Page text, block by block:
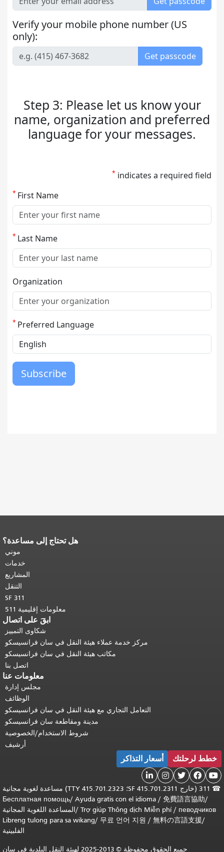
هل تحتاج إلى مساعدة؟
موني
خدمات
المشاريع
التنقل
SF 311
معلومات إقليمية 511
ابقَ على اتصال
شكاوى التمييز
مركز خدمة عملاء هيئة النقل في سان فرانسيسكو
مكاتب هيئة النقل في سان فرانسيسكو
اتصل بنا
معلومات عنا
مجلس إدارة
الوظائف
التعامل التجاري مع هيئة النقل في سان فرانسيسكو
مدينة ومقاطعة سان فرانسيسكو
شروط الاستخدام/الخصوصية
أرشيف
خطط لرحلتك أسعار التذاكر





☎
311 (خارج SF 415.701.2311؛ TTY 415.701.2323) مساعدة لغوية مجانية
/
免費語言協助
/
Ayuda gratis con el idioma
/
Бесплатная помощь
певодчиков
/
Trợ giúp Thông dịch Miễn phí
/المساعدة اللغوية المجانية
/
無料の言語支援
/
무료 언어 지원
/
Libreng tulong para sa wikang
الفلبينية
جميع الحقوق محفوظة © 2013-2025 لهيئة النقل البلدية في سان